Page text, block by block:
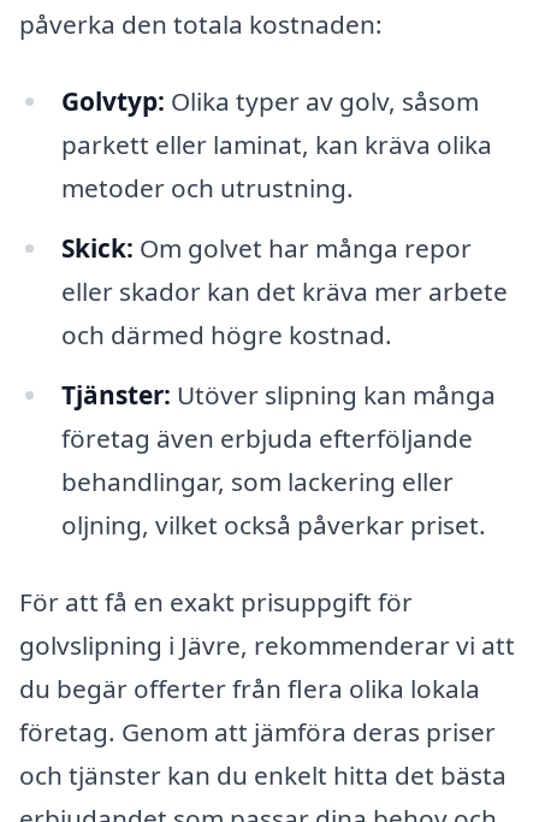
påverka den totala kostnaden:
Golvtyp: Olika typer av golv, såsom
parkett eller laminat, kan kräva olika
metoder och utrustning.
Skick: Om golvet har många repor
eller skador kan det kräva mer arbete
och därmed högre kostnad.
Tjänster: Utöver slipning kan många
företag även erbjuda efterföljande
behandlingar, som lackering eller
oljning, vilket också påverkar priset.
För att få en exakt prisuppgift för
golvslipning i Jävre, rekommenderar vi att
du begär offerter från flera olika lokala
företag. Genom att jämföra deras priser
och tjänster kan du enkelt hitta det bästa